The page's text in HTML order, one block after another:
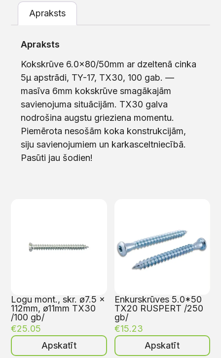
Apraksts
Apraksts
Kokskrūve 6.0×80/50mm ar dzeltenā cinka
5μ apstrādi, TY-17, TX30, 100 gab. —
masīva 6mm kokskrūve smagākajām
savienojuma situācijām. TX30 galva
nodrošina augstu grieziena momentu.
Piemērota nesošām koka konstrukcijām,
siju savienojumiem un karkasceltniecībā.
Pasūti jau šodien!
Logu mont., skr. ø7.5 x
112mm, ø11mm TX30
/100 gb/
€25.05
Apskatīt
Enkurskrūves 5.0*50
TX20 RUSPERT /250
gb/
€15.23
Apskatīt